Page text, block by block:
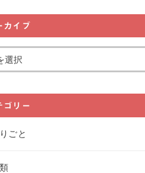
カイブ
ゴリー
ごと